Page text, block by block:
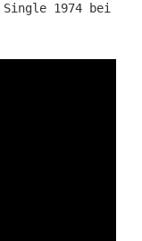
1974 bei